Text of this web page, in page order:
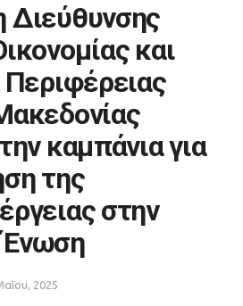
Διεύθυνσης
και
Περιφέρειας
καμπάνια για
της
στην
2025